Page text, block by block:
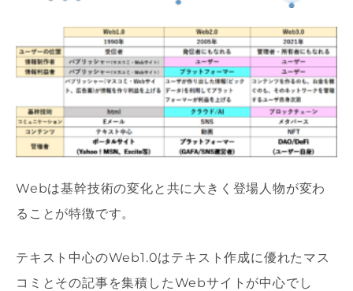
Webは基幹技術の変化と共に大きく登場人物が変わ
ることが特徴です。
テキスト中心のWeb1.0はテキスト作成に優れたマス
コミとその記事を集積したWebサイトが中心でし